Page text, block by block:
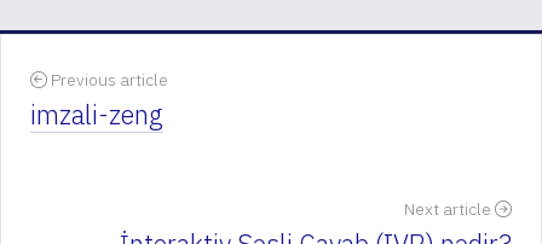
Previous article
imzali-zeng
Next article